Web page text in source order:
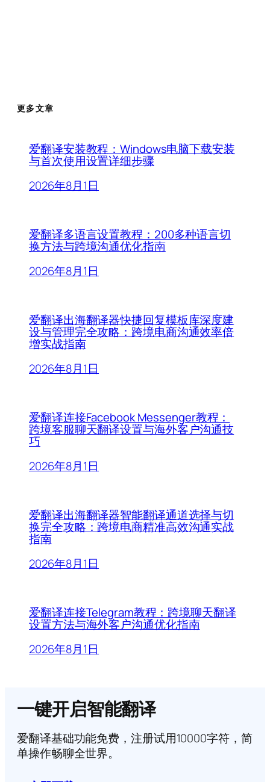
更多文章
爱翻译安装教程：Windows电脑下载安装
与首次使用设置详细步骤
2026年8月1日
爱翻译多语言设置教程：200多种语言切
换方法与跨境沟通优化指南
2026年8月1日
爱翻译出海翻译器快捷回复模板库深度建
设与管理完全攻略：跨境电商沟通效率倍
增实战指南
2026年8月1日
爱翻译连接Facebook Messenger教程：
跨境客服聊天翻译设置与海外客户沟通技
巧
2026年8月1日
爱翻译出海翻译器智能翻译通道选择与切
换完全攻略：跨境电商精准高效沟通实战
指南
2026年8月1日
爱翻译连接Telegram教程：跨境聊天翻译
设置方法与海外客户沟通优化指南
2026年8月1日
一键开启智能翻译
爱翻译基础功能免费，注册试用10000字符，简
单操作畅聊全世界。